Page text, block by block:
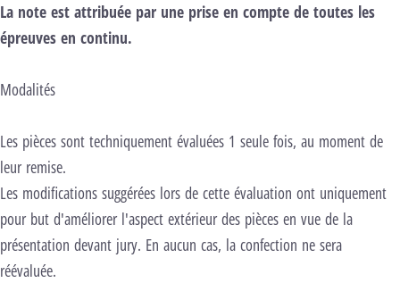
La note est attribuée par une prise en compte de toutes les
épreuves en continu.
Modalités
Les pièces sont techniquement évaluées 1 seule fois, au moment de
leur remise.
Les modifications suggérées lors de cette évaluation ont uniquement
pour but d'améliorer l'aspect extérieur des pièces en vue de la
présentation devant jury. En aucun cas, la confection ne sera
réévaluée.